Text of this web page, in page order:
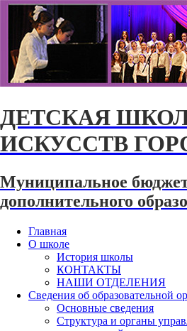
ДЕТСКАЯ
ИСКУССТВ
Муниципальное
дополнительного
Главная
О школе
История школы
КОНТАКТЫ
НАШИ ОТДЕЛЕНИЯ
Сведения об образовательной
Основные сведения
Структура и органы